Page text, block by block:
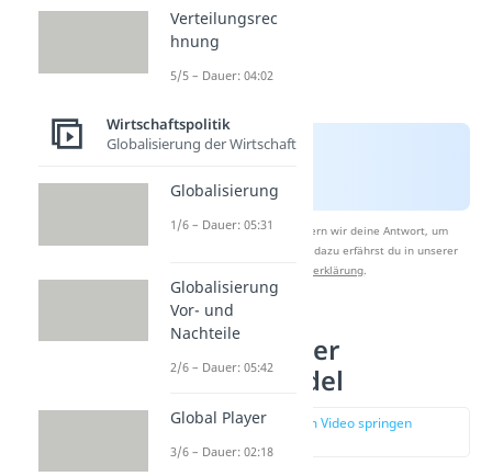
Nach Beantwortung speichern wir deine Antwort, um
Studyflix zu verbessern. Mehr dazu erfährst du in unserer
Datenschutzerklärung.
Intrasektoraler
Strukturwandel
zur Stelle im Video springen
Verteilungsrec
hnung
5/5 – Dauer: 04:02
Wirtschaftspolitik
Globalisierung der Wirtschaft
Globalisierung
1/6 – Dauer: 05:31
Globalisierung
Vor- und
Nachteile
2/6 – Dauer: 05:42
Global Player
3/6 – Dauer: 02:18